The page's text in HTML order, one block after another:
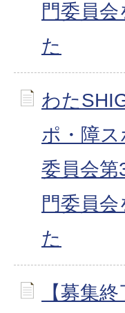
門委員
た
わた
ポ・障
委員会第
門委員
た
【募集